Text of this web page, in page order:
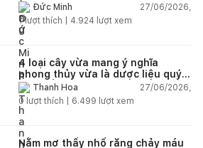
Đức Minh
27/06/2026,
1lượt thích | 4.924 lượt xem
4 loại cây vừa mang ý nghĩa
phong thủy vừa là dược liệu quý
nên trồng trong nhà
Thanh Hoa
27/06/2026,
0 lượt thích | 6.499 lượt xem
Nằm mơ thấy nhổ răng chảy máu